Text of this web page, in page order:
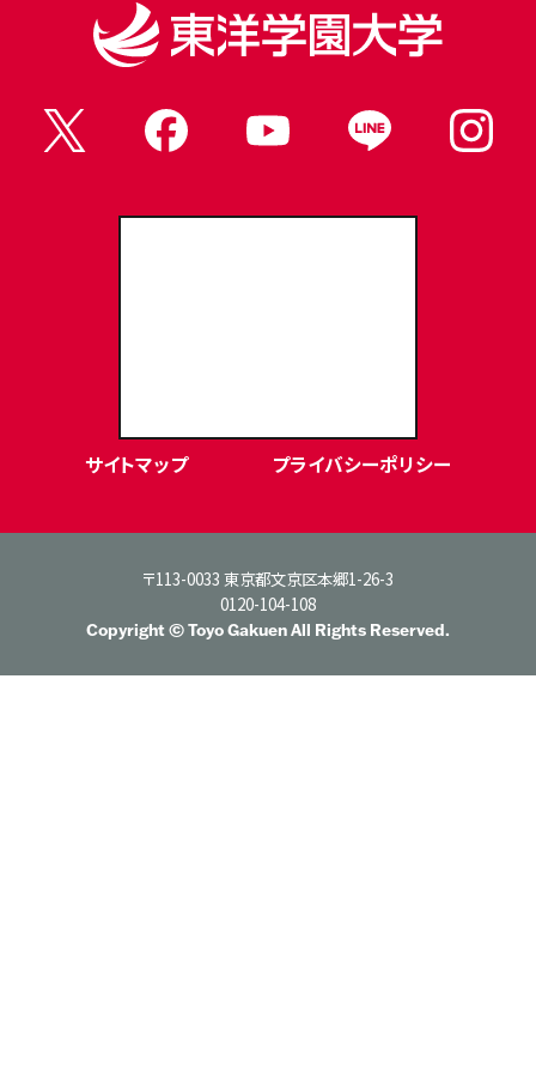
サイトマップ プライバシーポリシー
〒113-0033 東京都文京区本郷1-26-3
0120-104-108
Copyright © Toyo Gakuen All Rights Reserved.